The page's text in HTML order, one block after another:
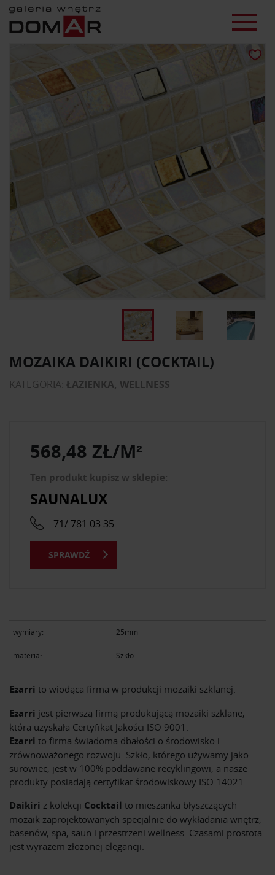
MOZAIKA DAIKIRI (COCKTAIL)
KATEGORIA: ŁAZIENKA, WELLNESS
wymiary: 25mm
materiał: Szkło
Ezarri to wiodąca firma w produkcji mozaiki szklanej.
Ezarri jest pierwszą firmą produkującą mozaiki szklane,
która uzyskała Certyfikat Jakości ISO 9001.
Ezarri to firma świadoma dbałości o środowisko i
zrównoważonego rozwoju. Szkło, którego używamy jako
surowiec, jest w 100% poddawane recyklingowi, a nasze
produkty posiadają certyfikat środowiskowy ISO 14021.
Daikiri z kolekcji Cocktail to mieszanka błyszczących
mozaik zaprojektowanych specjalnie do wykładania wnętrz,
basenów, spa, saun i przestrzeni wellness. Czasami prostota
jest wyrazem złożonej elegancji.
568,48 ZŁ/M²
Ten produkt kupisz w sklepie:
SAUNALUX
71/ 781 03 35
SPRAWDŹ